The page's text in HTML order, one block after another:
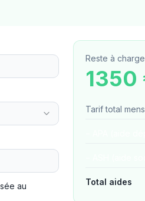
au
Reste à
1350
Tarif total
Total aides